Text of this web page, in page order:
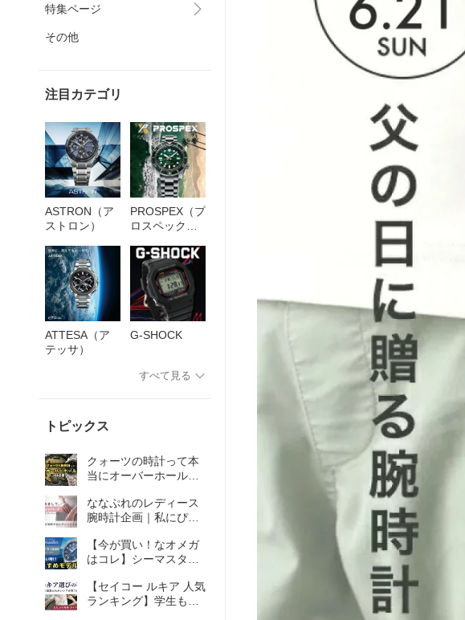
特集ページ
その他
注目カテゴリ
ASTRON（ア
ストロン）
PROSPEX（プ
ロスペック
ATTESA（ア
テッサ）
G-SHOCK
すべて見る
トピックス
クォーツの時計って本
当にオーバーホール必
ななぷれのレディース
腕時計企画｜私にぴっ
プレディ」とは？
【今が買い！なオメガ
はコレ】シーマスター
ンキング
【セイコー ルキア 人気
ランキング】学生も社